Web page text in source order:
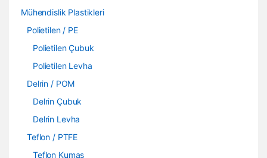
Mühendislik Plastikleri
Polietilen / PE
Polietilen Çubuk
Polietilen Levha
Delrin / POM
Delrin Çubuk
Delrin Levha
Teflon / PTFE
Teflon Kumaş